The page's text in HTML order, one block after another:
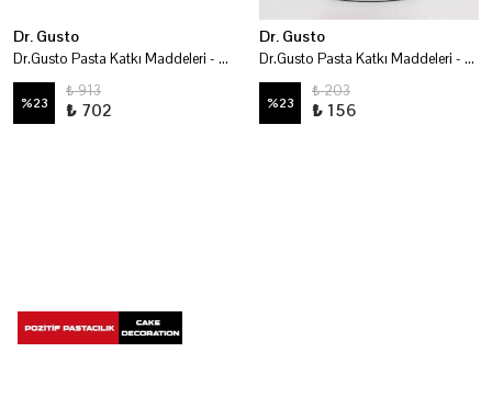
Dr. Gusto
Dr.Gusto Pasta Katkı Maddeleri - Merenk Tozu 200 Gr
%23
₺ 913
₺ 702
Dr. Gusto
Dr.Gusto Pasta Katkı Maddeleri - Kahverengi Şeker 200 Gr
%23
₺ 203
₺ 156